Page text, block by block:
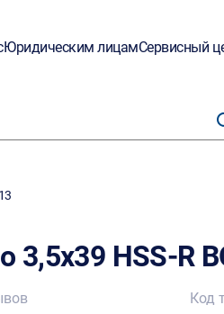
Юридическим лицамСервисный
3,5х39 HSS-R
Код